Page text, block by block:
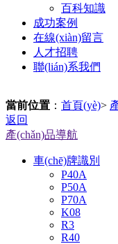
百科知識
成功案例
在線(xiàn)留言
人才招聘
聯(lián)系我們
當前位置 ： 首頁(yè)>
返回
產(chǎn)品導航
車(chē)牌識別
P40A
P50A
P70A
K08
R3
R40